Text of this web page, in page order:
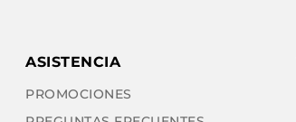
ASISTENCIA
PROMOCIONES